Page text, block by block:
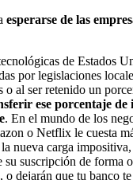
esperarse de las
de Estados
por legislaciones
o al ser retenido un
ese porcentaje de
. En el mundo de los
o Netflix le cuesta
nueva carga impositiva,
su suscripción de forma
dejarán que tu banco